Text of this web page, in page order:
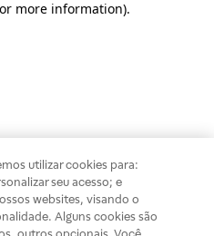
more information).
utilizar cookies para:
seu acesso; e
websites, visando o
Alguns cookies são